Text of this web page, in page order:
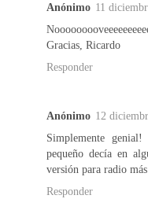
Anónimo 11
Gracias, Ricardo
Responder
Anónimo 12
Simplemente
pequeño decía en
versión para radio
Responder